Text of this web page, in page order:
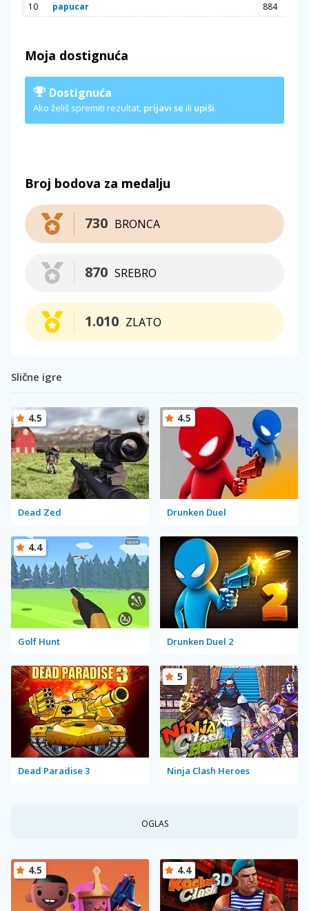
10
papucar 884
Moja dostignuća
Dostignuća
Ako želiš spremiti rezultat, prijavi se ili upiši.
Broj bodova za medalju
BRONCA
730
SREBRO
870
ZLATO
1.010
Slične igre
Dead Zed
4.5
Drunken Duel
4.5
Golf Hunt
4.4
Drunken Duel 2
Dead Paradise 3 Ninja Clash Heroes
5
OGLAS
4.5 4.4